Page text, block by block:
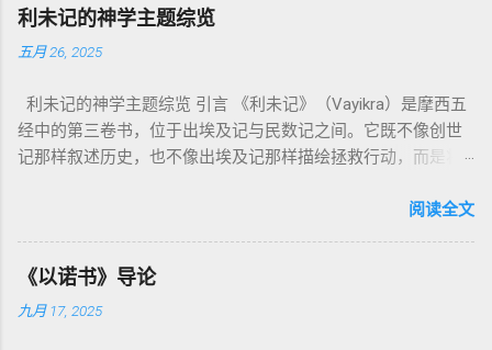
利未记的神学主题综览
五月 26, 2025
利未记的神学主题综览 引言 《利未记》（Vayikra）是摩西五
经中的第三卷书，位于出埃及记与民数记之间。它既不像创世
记那样叙述历史，也不像出埃及记那样描绘拯救行动，而是将
内容看似仪式化，《利未记》却揭示了 神的临在如何规范人类
为我耶和华你们的神是圣洁的。”（利未记19:2） 这节经文构成
整卷书的中心神学。希伯来文“קָדוֹשׁ”（kadosh）不仅意味着道
德上的圣洁，更意味着“分别出来”、“归属于神”。 《利未记》教
阅读全文
《以诺书》导论
九月 17, 2025